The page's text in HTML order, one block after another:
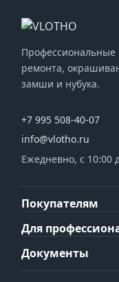
Профессиональные
ремонта,
замши и нубука.
+7 995 508-40-07
info@vlotho.ru
Ежедневно, с 10:00
Покупателям
Для
Документы